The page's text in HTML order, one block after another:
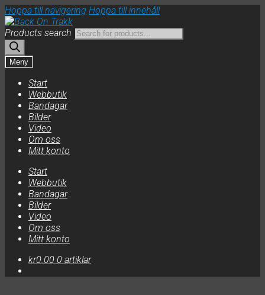
Hoppa till navigering Hoppa till innehåll
Products search
Meny
Start
Webbutik
Bandagar
Bilder
Video
Om oss
Mitt konto
Start
Webbutik
Bandagar
Bilder
Video
Om oss
Mitt konto
kr0.00 0 artiklar